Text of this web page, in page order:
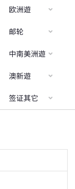
欧洲遊
邮轮
中南美洲遊
澳新遊
签证其它